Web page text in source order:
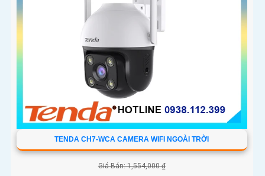
TENDA CH7-WCA CAMERA WIFI NGOÀI TRỜI
Giá Bán: 1,554,000 ₫